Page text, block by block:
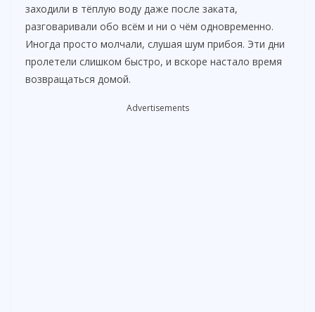
заходили в тёплую воду даже после заката,
разговаривали обо всём и ни о чём одновременно.
Иногда просто молчали, слушая шум прибоя. Эти дни
пролетели слишком быстро, и вскоре настало время
возвращаться домой.
Advertisements